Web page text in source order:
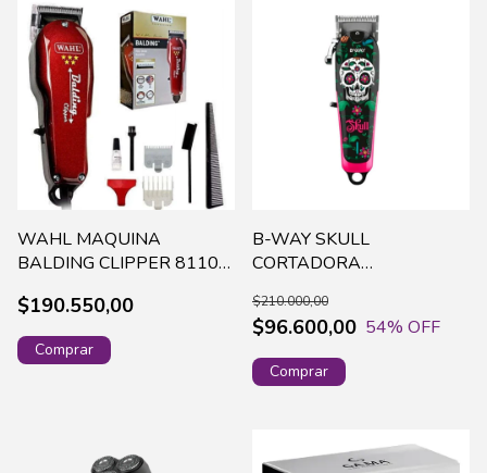
WAHL MAQUINA
BALDING CLIPPER 8110-
$190.550,00
B-WAY SKULL
CORTADORA
INALAMBRICA(BW1103)
$96.600,00
$210.000,00
54% OFF